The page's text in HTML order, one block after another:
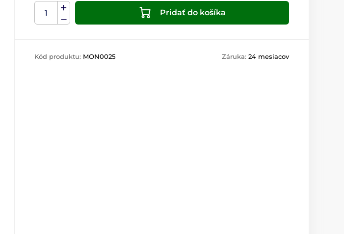
Pridať do košíka
Kód produktu: MON0025 Záruka: 24 mesiacov